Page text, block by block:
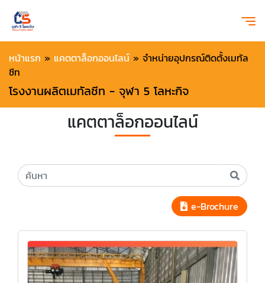
หน้าแรก » แคตตาล็อกออนไลน์ » จำหน่ายอุปกรณ์ติดตั้งเมทัล
ชีท
โรงงานผลิตเมทัลชีท - จุฬา 5 โลหะกิจ
แคตตาล็อกออนไลน์
e-Brochure